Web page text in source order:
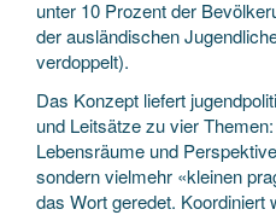
unter 10 Prozent der
der ausländischen
verdoppelt).
Das Konzept liefert
und Leitsätze zu vier
Lebensräume und
sondern vielmehr «kleinen
das Wort geredet. Koordiniert